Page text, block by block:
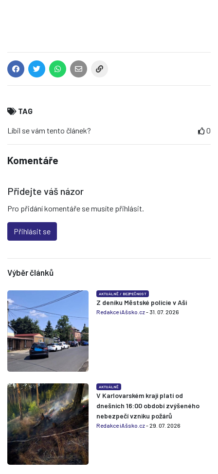
TAG
Líbil se vám tento článek? 0
Komentáře
Přidejte váš názor
Pro přidání komentáře se musíte přihlásit.
Přihlásit se
Výběr článků
AKTUÁLNĚ / BEZPEČNOST
Z deníku Městské policie v Aši
Redakce iAšsko.cz- 31. 07. 2026
AKTUÁLNĚ
V Karlovarském kraji platí od
dnešních 16:00 období zvýšeného
nebezpečí vzniku požárů
Redakce iAšsko.cz- 29. 07. 2026